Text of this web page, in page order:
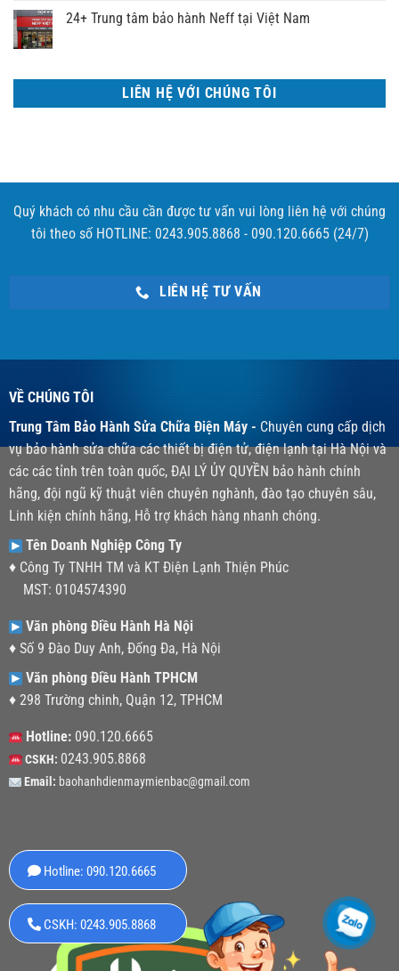
24+ Trung tâm bảo hành Neff tại Việt Nam
LIÊN HỆ VỚI CHÚNG TÔI
Quý khách có nhu cầu cần được tư vấn vui lòng liên hệ với chúng
tôi theo số HOTLINE: 0243.905.8868 - 090.120.6665 (24/7)
LIÊN HỆ TƯ VẤN
VỀ CHÚNG TÔI
Trung Tâm Bảo Hành Sửa Chữa Điện Máy - Chuyên cung cấp dịch
vụ bảo hành sửa chữa các thiết bị điện tử, điện lạnh tại Hà Nội và
các các tỉnh trên toàn quốc, ĐẠI LÝ ỦY QUYỀN bảo hành chính
hãng, đội ngũ kỹ thuật viên chuyên nghành, đào tạo chuyên sâu,
Linh kiện chính hãng, Hỗ trợ khách hàng nhanh chóng.
Tên Doanh Nghiệp Công Ty
♦ Công Ty TNHH TM và KT Điện Lạnh Thiện Phúc
MST: 0104574390
Văn phòng Điều Hành Hà Nội
♦ Số 9 Đào Duy Anh, Đống Đa, Hà Nội
Văn phòng Điều Hành TPHCM
♦ 298 Trường chinh, Quận 12, TPHCM
Hotline:090.120.6665
CSKH: 0243.905.8868
Email: baohanhdienmaymienbac@gmail.com
Hotline: 090.120.6665
CSKH: 0243.905.8868